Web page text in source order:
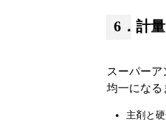
6．計
スーパーア
均一になる
主剤と